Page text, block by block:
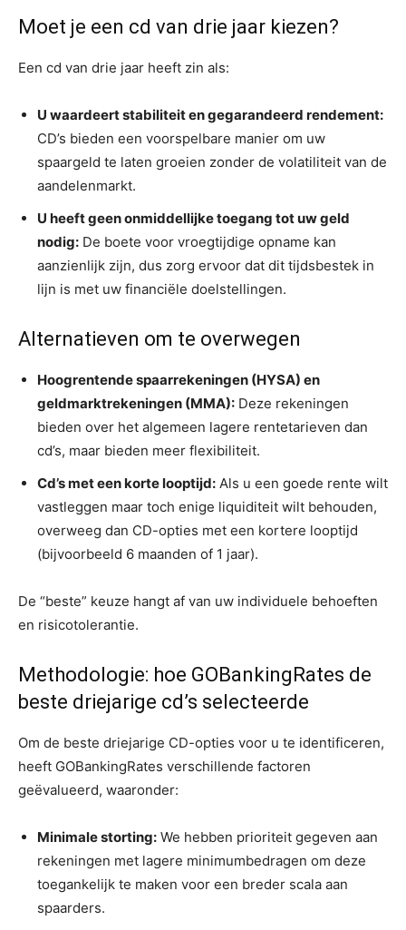
Moet je een cd van drie jaar kiezen?
Een cd van drie jaar heeft zin als:
U waardeert stabiliteit en gegarandeerd rendement:
CD’s bieden een voorspelbare manier om uw
spaargeld te laten groeien zonder de volatiliteit van de
aandelenmarkt.
U heeft geen onmiddellijke toegang tot uw geld
nodig: De boete voor vroegtijdige opname kan
aanzienlijk zijn, dus zorg ervoor dat dit tijdsbestek in
lijn is met uw financiële doelstellingen.
Alternatieven om te overwegen
Hoogrentende spaarrekeningen (HYSA) en
geldmarktrekeningen (MMA): Deze rekeningen
bieden over het algemeen lagere rentetarieven dan
cd’s, maar bieden meer flexibiliteit.
Cd’s met een korte looptijd: Als u een goede rente wilt
vastleggen maar toch enige liquiditeit wilt behouden,
overweeg dan CD-opties met een kortere looptijd
(bijvoorbeeld 6 maanden of 1 jaar).
De “beste” keuze hangt af van uw individuele behoeften
en risicotolerantie.
Methodologie: hoe GOBankingRates de
beste driejarige cd’s selecteerde
Om de beste driejarige CD-opties voor u te identificeren,
heeft GOBankingRates verschillende factoren
geëvalueerd, waaronder:
Minimale storting: We hebben prioriteit gegeven aan
rekeningen met lagere minimumbedragen om deze
toegankelijk te maken voor een breder scala aan
spaarders.